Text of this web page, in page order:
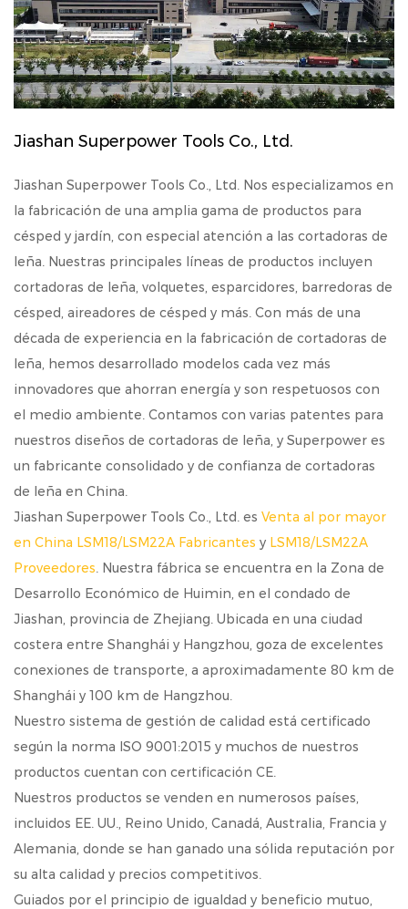
Jiashan Superpower Tools Co., Ltd.
Jiashan Superpower Tools Co., Ltd. Nos especializamos en
la fabricación de una amplia gama de productos para
césped y jardín, con especial atención a las cortadoras de
leña. Nuestras principales líneas de productos incluyen
cortadoras de leña, volquetes, esparcidores, barredoras de
césped, aireadores de césped y más. Con más de una
década de experiencia en la fabricación de cortadoras de
leña, hemos desarrollado modelos cada vez más
innovadores que ahorran energía y son respetuosos con
el medio ambiente. Contamos con varias patentes para
nuestros diseños de cortadoras de leña, y Superpower es
un fabricante consolidado y de confianza de cortadoras
de leña en China.
Jiashan Superpower Tools Co., Ltd. es Venta al por mayor
en China LSM18/LSM22A Fabricantes y LSM18/LSM22A
Proveedores. Nuestra fábrica se encuentra en la Zona de
Desarrollo Económico de Huimin, en el condado de
Jiashan, provincia de Zhejiang. Ubicada en una ciudad
costera entre Shanghái y Hangzhou, goza de excelentes
conexiones de transporte, a aproximadamente 80 km de
Shanghái y 100 km de Hangzhou.
Nuestro sistema de gestión de calidad está certificado
según la norma ISO 9001:2015 y muchos de nuestros
productos cuentan con certificación CE.
Nuestros productos se venden en numerosos países,
incluidos EE. UU., Reino Unido, Canadá, Australia, Francia y
Alemania, donde se han ganado una sólida reputación por
su alta calidad y precios competitivos.
Guiados por el principio de igualdad y beneficio mutuo,